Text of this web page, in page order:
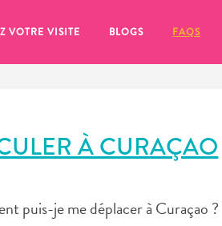
VOTRE VISITE BLOGS FAQS
À CURAÇAO
puis-je me déplacer à Curaçao ?